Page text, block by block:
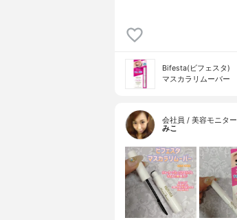
Bifesta(ビフェスタ)
マスカラリムーバー
会社員 / 美容モニター
みこ